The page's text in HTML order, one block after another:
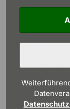
Wie bereits
einer Stadt
Vorgehen ist